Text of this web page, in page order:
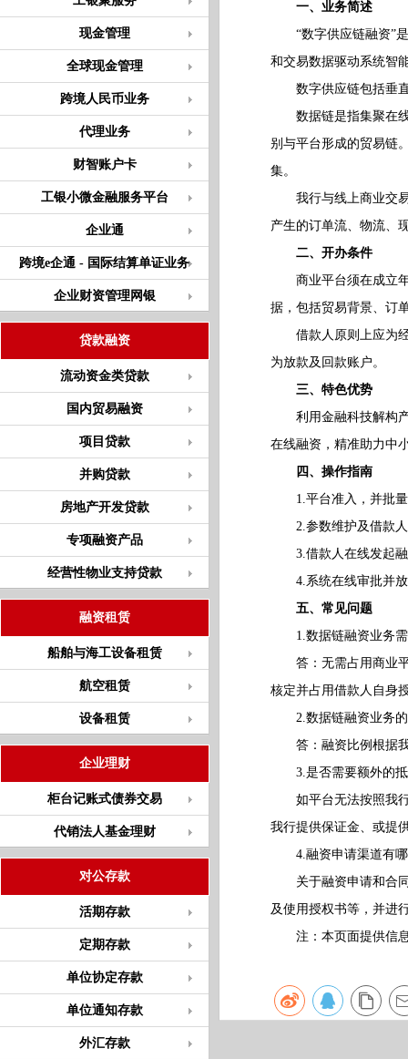
现金管理
全球现金管理
跨境人民币业务
代理业务
财智账户卡
工银小微金融服务平台
企业通
跨境e企通 - 国际结算单证业务
企业财资管理网银
贷款融资
流动资金类贷款
国内贸易融资
项目贷款
并购贷款
房地产开发贷款
专项融资产品
经营性物业支持贷款
融资租赁
船舶与海工设备租赁
航空租赁
设备租赁
企业理财
柜台记账式债券交易
代销法人基金理财
对公存款
活期存款
定期存款
单位协定存款
单位通知存款
外汇存款
一、业务简述
“数字供应链融资”是
和交易数据驱动系统智
数字供应链包括垂直
数据链是指集聚在线
别与平台形成的贸易链
集。
我行与线上商业交易
产生的订单流、物流、
二、开办条件
商业平台须在成立年
据，包括贸易背景、订
借款人原则上应为经
为放款及回款账户。
三、特色优势
利用金融科技解构产
在线融资，精准助力中
四、操作指南
1.平台准入，并批量
2.参数维护及借款人
3.借款人在线发起融
4.系统在线审批并放
五、常见问题
1.数据链融资业务需
答：无需占用商业平
核定并占用借款人自身
2.数据链融资业务的
答：融资比例根据我
3.是否需要额外的抵
如平台无法按照我行
我行提供保证金、或提
4.融资申请渠道有哪
关于融资申请和合同
及使用授权书等，并
注：本页面提供信息